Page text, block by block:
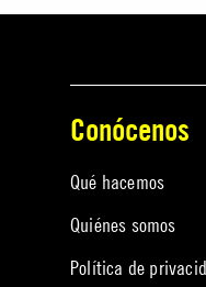
Conócenos
Qué hacemos
Quiénes somos
Política de